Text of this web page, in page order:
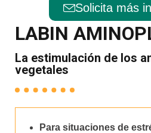
Solicita más
LABIN
La estimulación de los
vegetales
Para situaciones de